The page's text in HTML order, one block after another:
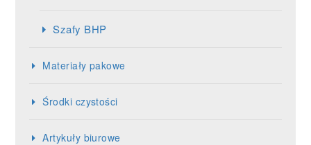
Szafy BHP
Materiały pakowe
Środki czystości
Artykuły biurowe